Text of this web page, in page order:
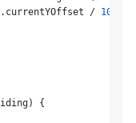
. currentYOffset / 100
) {